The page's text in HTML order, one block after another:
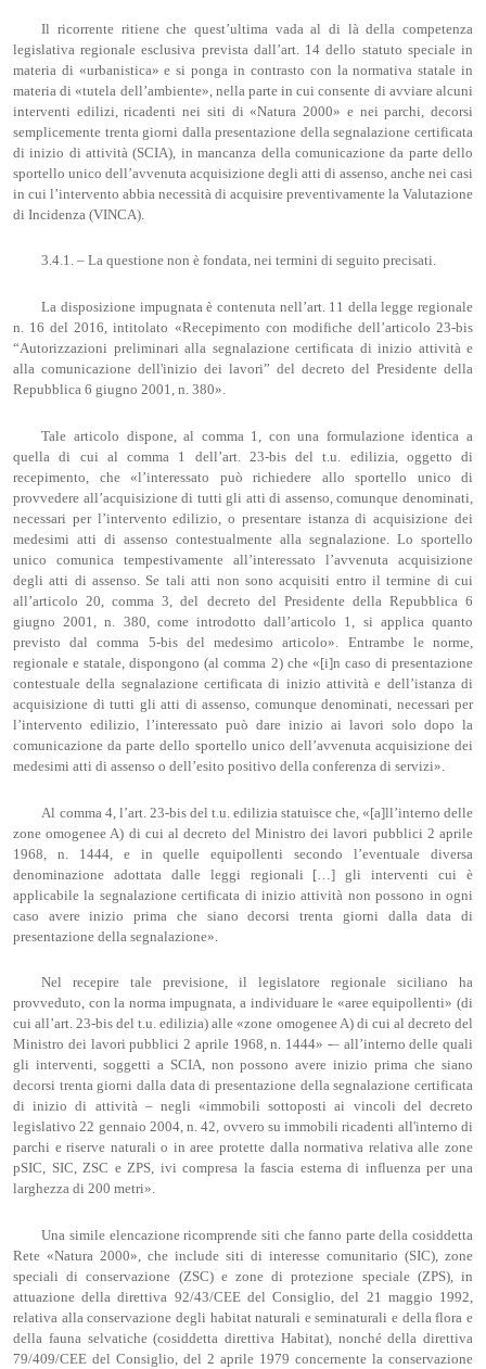
Il ricorrente ritiene che quest’ultima vada al di là della competenza
legislativa regionale esclusiva prevista dall’art. 14 dello statuto speciale in
materia di «urbanistica» e si ponga in contrasto con la normativa statale in
materia di «tutela dell’ambiente», nella parte in cui consente di avviare alcuni
interventi edilizi, ricadenti nei siti di «Natura 2000» e nei parchi, decorsi
semplicemente trenta giorni dalla presentazione della segnalazione certificata
di inizio di attività (SCIA), in mancanza della comunicazione da parte dello
sportello unico dell’avvenuta acquisizione degli atti di assenso, anche nei casi
in cui l’intervento abbia necessità di acquisire preventivamente la Valutazione
di Incidenza (VINCA).
3.4.1. – La questione non è fondata, nei termini di seguito precisati.
La disposizione impugnata è contenuta nell’art. 11 della legge regionale
n. 16 del 2016, intitolato «Recepimento con modifiche dell’articolo 23-bis
“Autorizzazioni preliminari alla segnalazione certificata di inizio attività e
alla comunicazione dell'inizio dei lavori” del decreto del Presidente della
Repubblica 6 giugno 2001, n. 380».
Tale articolo dispone, al comma 1, con una formulazione identica a
quella di cui al comma 1 dell’art. 23-bis del t.u. edilizia, oggetto di
recepimento, che «l’interessato può richiedere allo sportello unico di
provvedere all’acquisizione di tutti gli atti di assenso, comunque denominati,
necessari per l’intervento edilizio, o presentare istanza di acquisizione dei
medesimi atti di assenso contestualmente alla segnalazione. Lo sportello
unico comunica tempestivamente all’interessato l’avvenuta acquisizione
degli atti di assenso. Se tali atti non sono acquisiti entro il termine di cui
all’articolo 20, comma 3, del decreto del Presidente della Repubblica 6
giugno 2001, n. 380, come introdotto dall’articolo 1, si applica quanto
previsto dal comma 5-bis del medesimo articolo». Entrambe le norme,
regionale e statale, dispongono (al comma 2) che «[i]n caso di presentazione
contestuale della segnalazione certificata di inizio attività e dell’istanza di
acquisizione di tutti gli atti di assenso, comunque denominati, necessari per
l’intervento edilizio, l’interessato può dare inizio ai lavori solo dopo la
comunicazione da parte dello sportello unico dell’avvenuta acquisizione dei
medesimi atti di assenso o dell’esito positivo della conferenza di servizi».
Al comma 4, l’art. 23-bis del t.u. edilizia statuisce che, «[a]ll’interno delle
zone omogenee A) di cui al decreto del Ministro dei lavori pubblici 2 aprile
1968, n. 1444, e in quelle equipollenti secondo l’eventuale diversa
denominazione adottata dalle leggi regionali […] gli interventi cui è
applicabile la segnalazione certificata di inizio attività non possono in ogni
caso avere inizio prima che siano decorsi trenta giorni dalla data di
presentazione della segnalazione».
Nel recepire tale previsione, il legislatore regionale siciliano ha
provveduto, con la norma impugnata, a individuare le «aree equipollenti» (di
cui all’art. 23-bis del t.u. edilizia) alle «zone omogenee A) di cui al decreto del
Ministro dei lavori pubblici 2 aprile 1968, n. 1444» -– all’interno delle quali
gli interventi, soggetti a SCIA, non possono avere inizio prima che siano
decorsi trenta giorni dalla data di presentazione della segnalazione certificata
di inizio di attività – negli «immobili sottoposti ai vincoli del decreto
legislativo 22 gennaio 2004, n. 42, ovvero su immobili ricadenti all'interno di
parchi e riserve naturali o in aree protette dalla normativa relativa alle zone
pSIC, SIC, ZSC e ZPS, ivi compresa la fascia esterna di influenza per una
larghezza di 200 metri».
Una simile elencazione ricomprende siti che fanno parte della cosiddetta
Rete «Natura 2000», che include siti di interesse comunitario (SIC), zone
speciali di conservazione (ZSC) e zone di protezione speciale (ZPS), in
attuazione della direttiva 92/43/CEE del Consiglio, del 21 maggio 1992,
relativa alla conservazione degli habitat naturali e seminaturali e della flora e
della fauna selvatiche (cosiddetta direttiva Habitat), nonché della direttiva
79/409/CEE del Consiglio, del 2 aprile 1979 concernente la conservazione